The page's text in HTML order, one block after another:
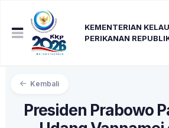
KEMENTERIAN
PERIKANAN
Kembali
Presiden Prabowo